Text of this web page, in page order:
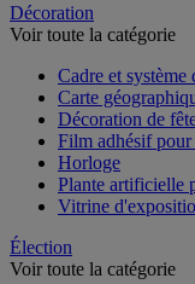
Décoration
Voir toute la catégorie
Cadre et système
Carte
Décoration de
Film adhésif
Horloge
Plante artificielle
Vitrine
Élection
Voir toute la catégorie